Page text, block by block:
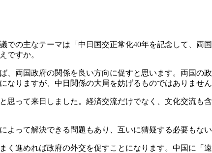
主なテーマは「中日国交正常化40年を記念して、両
ですか。
両国政府の関係を良い方向に促すと思います。両国の
りますが、中日関係の大局を妨げるものではありません
思って来日しました。経済交流だけでなく、文化交流も
って解決できる問題もあり、互いに猜疑する必要もな
進めれば政府の外交を促すことになります。中国に「